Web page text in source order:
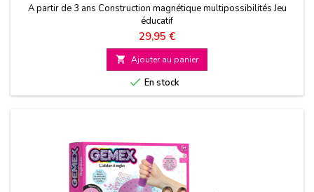
A partir de 3 ans Construction magnétique multipossibilités Jeu
éducatif
Prix
29,95 €
 Ajouter au panier
 En stock